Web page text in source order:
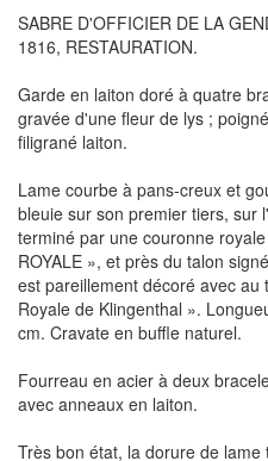
SABRE D'OFFICIER DE LA
1816, RESTAURATION.
Garde en laiton doré à quatre
gravée d'une fleur de lys ;
filigrané laiton.
Lame courbe à pans-creux et
bleuie sur son premier tiers, sur
terminé par une couronne
ROYALE », et près du talon
est pareillement décoré avec
Royale de Klingenthal ».
cm. Cravate en buffle naturel.
Fourreau en acier à deux
avec anneaux en laiton.
Très bon état, la dorure de